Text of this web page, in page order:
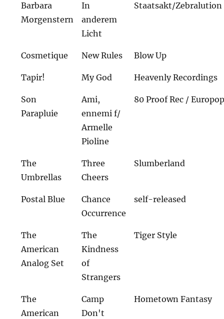
Barbara
Morgenstern
In
anderem
Licht
Staatsakt/Zebralution
Cosmetique New Rules Blow Up
Tapir! My God Heavenly Recordings
Son
Parapluie
Ami,
ennemi f/
Armelle
Pioline
80 Proof Rec /
The
Umbrellas
Three
Cheers
Slumberland
Postal Blue
Chance
Occurrence
self-released
The
American
Analog Set
The
Kindness
of
Strangers
Tiger Style
The
American
Camp
Don't
Hometown Fantasy